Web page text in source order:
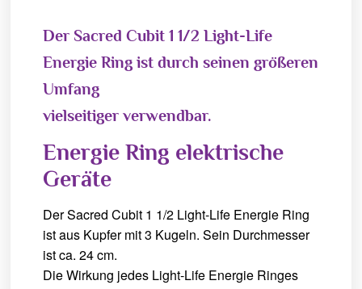
Der Sacred Cubit 1 1/2 Light-Life
Energie Ring ist durch seinen größeren
Umfang
vielseitiger verwendbar.
Energie Ring elektrische
Geräte
Der Sacred Cubit 1 1/2 Light-Life Energie Ring
ist aus Kupfer mit 3 Kugeln. Sein Durchmesser
ist ca. 24 cm.
Die Wirkung jedes Light-Life Energie Ringes